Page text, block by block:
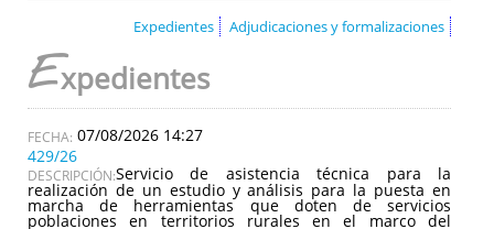
Expedientes Adjudicaciones y formalizaciones
Expedientes
07/08/2026 14:27
429/26
DESCRIPCIÓN:Servicio de asistencia técnica para la
realización de un estudio y análisis para la puesta en
marcha de herramientas que doten de servicios
poblaciones en territorios rurales en el marco del